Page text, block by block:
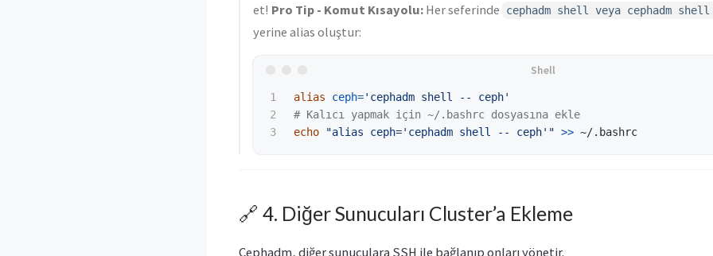
et! Pro Tip - Komut Kısayolu: Her seferinde cephadm shell veya cephadm
yerine alias oluştur:
1
2
alias ceph='cephadm shell -- ceph'
# Kalıcı yapmak için ~/.bashrc dosyasına ekle
echo
"alias ceph='cephadm shell -- ceph'" >>
🔗 4. Diğer Sunucuları Cluster’a Ekleme
Cephadm, diğer sunuculara SSH ile bağlanıp onları yönetir.